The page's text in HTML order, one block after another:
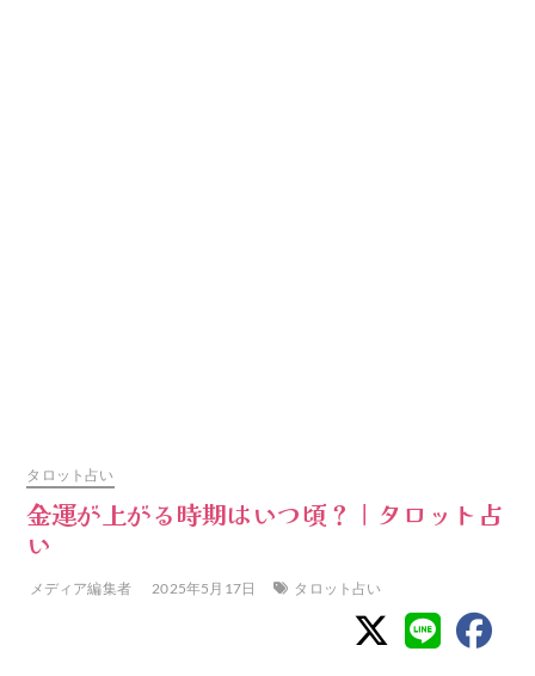
タロット占い
金運が上がる時期はいつ頃？｜タロット占
い
メディア編集者 2025年5月17日 タロット占い